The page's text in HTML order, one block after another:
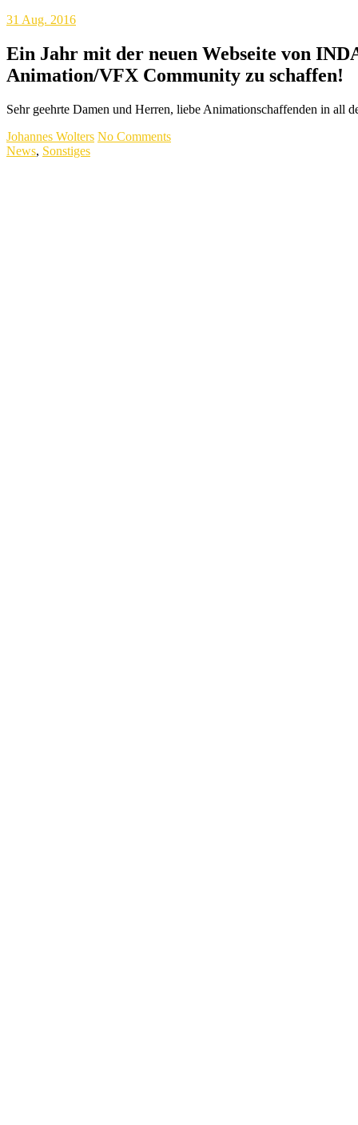
31 Aug. 2016
Ein Jahr mit der neuen Webseite von
Animation/VFX Community zu schaffen!
Sehr geehrte Damen und Herren, liebe Animationschaffenden in
Johannes Wolters No Comments
News, Sonstiges